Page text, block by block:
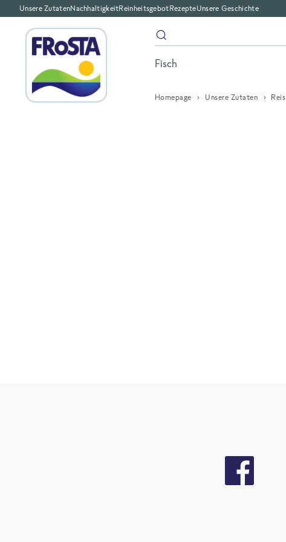
Unsere ZutatenNachhaltigkeitReinheitsgebotRezepteUnsere Geschichte
Fisch
Homepage Unsere Zutaten Reis